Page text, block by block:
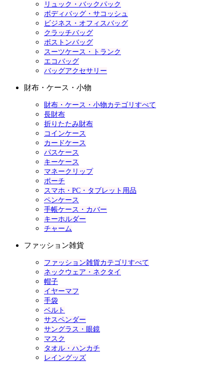
リュック・バックパック
ボディバッグ・サコッシュ
ビジネス・オフィスバッグ
クラッチバッグ
ボストンバッグ
スーツケース・トランク
エコバッグ
バッグアクセサリー
財布・ケース・小物
財布・ケース・小物カテゴリすべて
長財布
折りたたみ財布
コインケース
カードケース
パスケース
キーケース
マネークリップ
ポーチ
スマホ・PC・タブレット用品
ペンケース
手帳ケース・カバー
キーホルダー
チャーム
ファッション雑貨
ファッション雑貨カテゴリすべて
ネックウェア・ネクタイ
帽子
イヤーマフ
手袋
ベルト
サスペンダー
サングラス・眼鏡
マスク
タオル・ハンカチ
レイングッズ